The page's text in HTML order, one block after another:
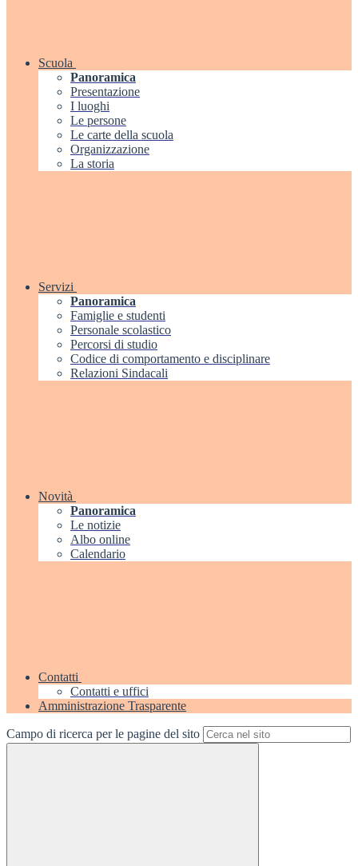
Scuola
Panoramica
Presentazione
I luoghi
Le persone
Le carte della scuola
Organizzazione
La storia
Servizi
Panoramica
Famiglie e studenti
Personale scolastico
Percorsi di studio
Codice di comportamento e disciplinare
Relazioni Sindacali
Novità
Panoramica
Le notizie
Albo online
Calendario
Contatti
Contatti e uffici
Amministrazione Trasparente
Campo di ricerca per le pagine del sito